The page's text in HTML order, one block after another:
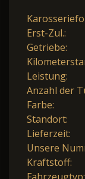
Erst-Zul.:
Getriebe:
Leistung:
Anzahl der
Farbe:
Standort:
Lieferzeit:
Unsere
Kraftstoff: